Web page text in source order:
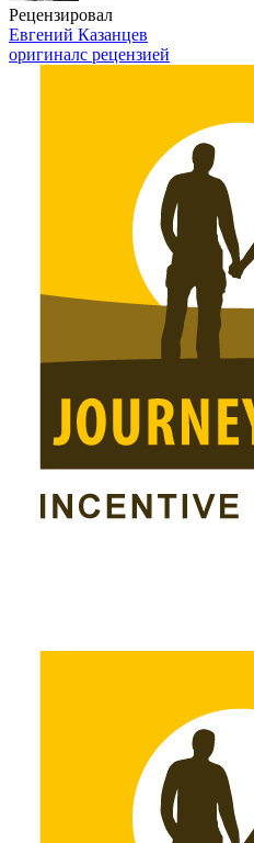
Рецензировал
Евгений Казанцев
оригиналс рецензией